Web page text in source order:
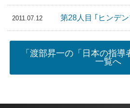
2011.07.12 第28人目 ｢ヒンデン
「渡部昇一の「日本の指
一覧へ